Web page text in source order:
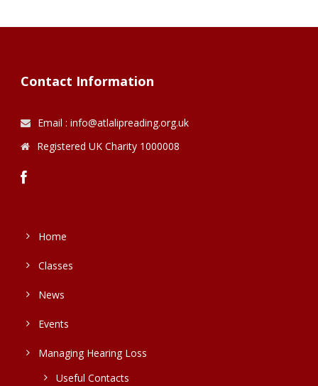
Contact Information
Email : info@atlalipreading.org.uk
Registered UK Charity 1000008
Home
Classes
News
Events
Managing Hearing Loss
Useful Contacts